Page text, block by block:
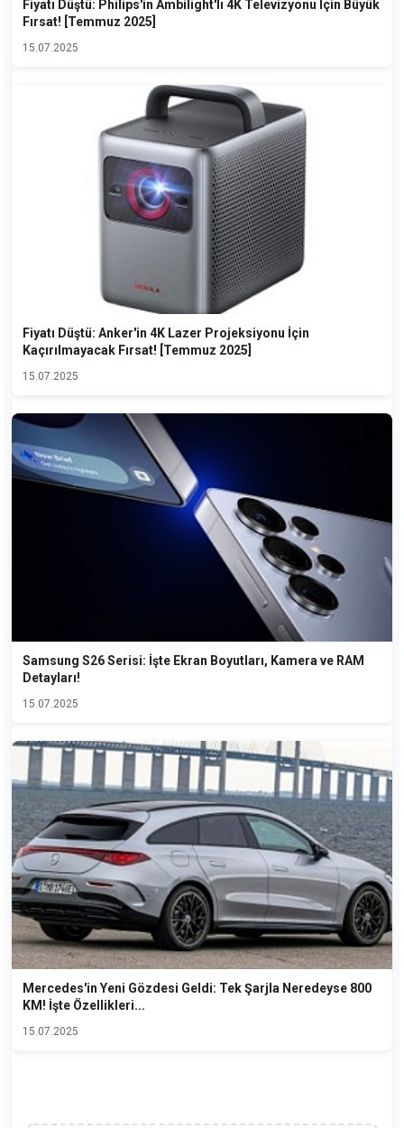
Fiyatı Düştü: Philips'in Ambilight'lı 4K Televizyonu İçin Büyük
Fırsat! [Temmuz 2025]
15.07.2025
Fiyatı Düştü: Anker'in 4K Lazer Projeksiyonu İçin
Kaçırılmayacak Fırsat! [Temmuz 2025]
15.07.2025
Samsung S26 Serisi: İşte Ekran Boyutları, Kamera ve RAM
Detayları!
15.07.2025
Mercedes'in Yeni Gözdesi Geldi: Tek Şarjla Neredeyse 800
KM! İşte Özellikleri...
15.07.2025